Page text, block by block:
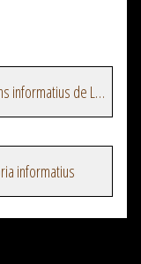
Veure més episodis del programa Butlletins informatius de La Xarxa
informatius